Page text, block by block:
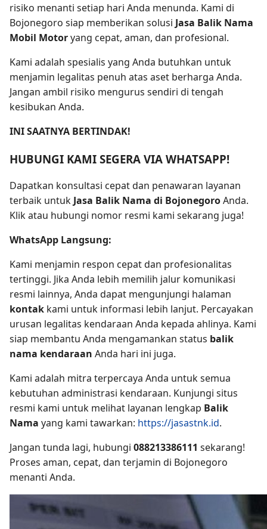
risiko menanti setiap hari Anda menunda. Kami di
Bojonegoro siap memberikan solusi Jasa Balik Nama
Mobil Motoryang cepat, aman, dan profesional.
Kami adalah spesialis yang Anda butuhkan untuk
menjamin legalitas penuh atas aset berharga Anda.
Jangan ambil risiko mengurus sendiri di tengah
kesibukan Anda.
INI SAATNYA BERTINDAK!
HUBUNGI KAMI SEGERA VIA WHATSAPP!
Dapatkan konsultasi cepat dan penawaran layanan
terbaik untuk Jasa Balik Nama di BojonegoroAnda.
Klik atau hubungi nomor resmi kami sekarang juga!
WhatsApp Langsung:
Kami menjamin respon cepat dan profesionalitas
tertinggi. Jika Anda lebih memilih jalur komunikasi
resmi lainnya, Anda dapat mengunjungi halaman
kontak kami untuk informasi lebih lanjut. Percayakan
urusan legalitas kendaraan Anda kepada ahlinya. Kami
siap membantu Anda mengamankan status balik
nama kendaraan Anda hari ini juga.
Kami adalah mitra terpercaya Anda untuk semua
kebutuhan administrasi kendaraan. Kunjungi situs
resmi kami untuk melihat layanan lengkap Balik
Nama yang kami tawarkan: https://jasastnk.id.
Jangan tunda lagi, hubungi 088213386111 sekarang!
Proses aman, cepat, dan terjamin di Bojonegoro
menanti Anda.